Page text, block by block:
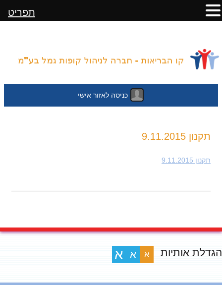
כניסה לאזור אישי
תקנון 9.11.2015
תקנון 9.11.2015
הגדלת אותיות א א א
תפריט